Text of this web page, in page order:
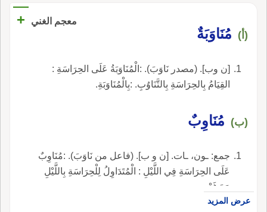
معجم الغني +
(أ) مُنَاوَبَةٌ
[ن وب]. (مصدر نَاوَبَ). :الْمُنَاوَبَةُ عَلَى الحِرَاسَةِ :
القِيَامُ بِالحِرَاسَةِ بِالتَّنَاوُبِ. :بِالْمُنَاوَبَةِ.
(ب) مُنَاوِبٌ
جمع: ـون، ـات. [ن و ب]. (فاعل من نَاوَبَ). :مُنَاوِبٌ
عَلَى الحِرَاسَةِ فِي اللَّيْلِ : الْمُتَدَاوِلُ لِلْحِرَاسَةِ بِاللَّيْلِ
مَعَ غَيْرِهِ.
عرض المزيد